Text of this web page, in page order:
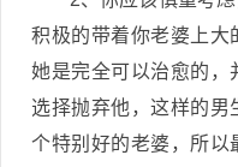
积极的带着你老婆上大
她是完全可以治愈的，
选择抛弃他，这样的男
个特别好的老婆，所以